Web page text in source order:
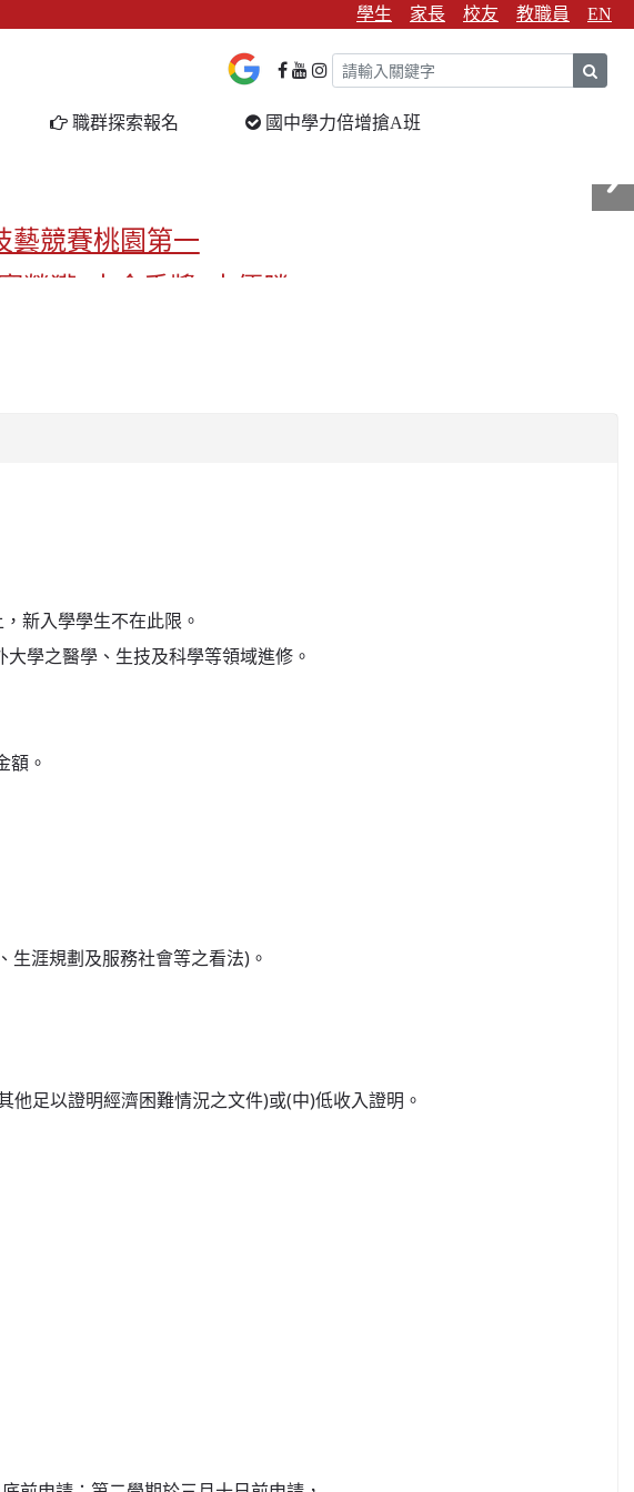
學生 家長 校友 教職員 EN
職群探索報名 國中學力倍增搶A班
藝競賽桃園第一
榮獲1支金手獎3支優勝
台灣私校第一
新入學學生不在此限。
學之醫學、生技及科學等領域進修。
額。
涯規劃及服務社會等之看法)。
足以證明經濟困難情況之文件)或(中)低收入證明。